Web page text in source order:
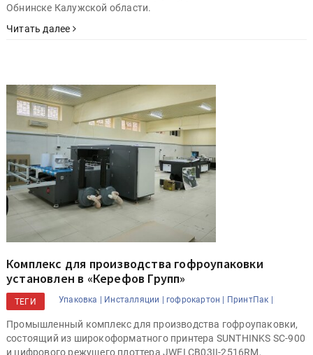
Обнинске Калужской области.
Читать далее
Комплекс для производства гофроупаковки
установлен в «Керефов Групп»
ТЕГИ Упаковка | Инсталляции | гофрокартон | ПринтПак |
Промышленный комплекс для производства гофроупаковки,
состоящий из широкоформатного принтера SUNTHINKS SC-900
и цифрового режущего плоттера JWEI CB03II-2516RM,